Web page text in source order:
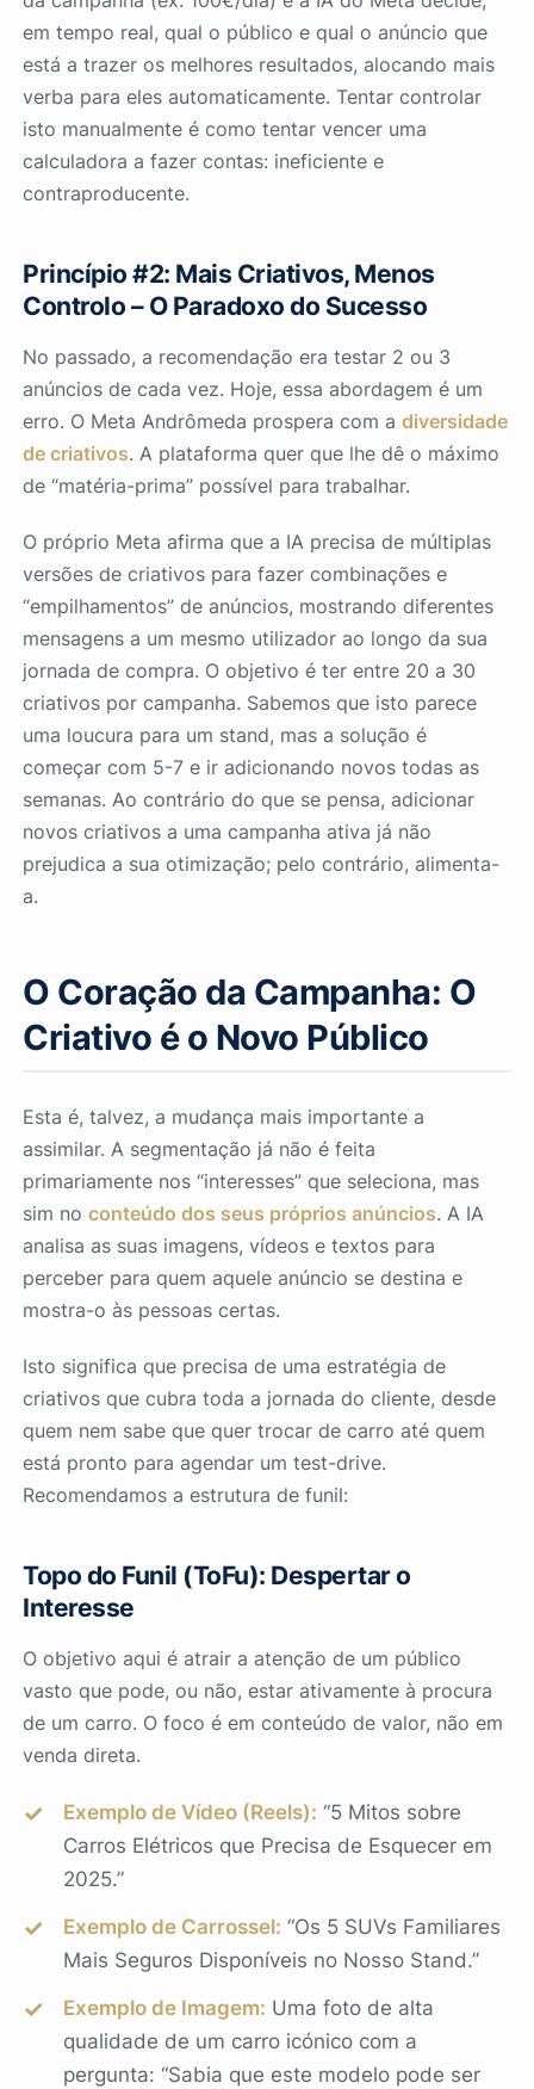
em tempo real, qual o público e qual o anúncio que
está a trazer os melhores resultados, alocando mais
verba para eles automaticamente. Tentar controlar
isto manualmente é como tentar vencer uma
calculadora a fazer contas: ineficiente e
contraproducente.
Princípio #2: Mais Criativos, Menos
Controlo – O Paradoxo do Sucesso
No passado, a recomendação era testar 2 ou 3
anúncios de cada vez. Hoje, essa abordagem é um
erro. O Meta Andrômeda prospera com adiversidade
de criativos. A plataforma quer que lhe dê o máximo
de “matéria-prima” possível para trabalhar.
O próprio Meta afirma que a IA precisa de múltiplas
versões de criativos para fazer combinações e
“empilhamentos” de anúncios, mostrando diferentes
mensagens a um mesmo utilizador ao longo da sua
jornada de compra. O objetivo é ter entre 20 a 30
criativos por campanha. Sabemos que isto parece
uma loucura para um stand, mas a solução é
começar com 5-7 e ir adicionando novos todas as
semanas. Ao contrário do que se pensa, adicionar
novos criativos a uma campanha ativa já não
prejudica a sua otimização; pelo contrário, alimenta-
a.
O Coração da Campanha: O
Criativo é o Novo Público
Esta é, talvez, a mudança mais importante a
assimilar. A segmentação já não é feita
primariamente nos “interesses” que seleciona, mas
sim noconteúdo dos seus próprios anúncios. A IA
analisa as suas imagens, vídeos e textos para
perceber para quem aquele anúncio se destina e
mostra-o às pessoas certas.
Isto significa que precisa de uma estratégia de
criativos que cubra toda a jornada do cliente, desde
quem nem sabe que quer trocar de carro até quem
está pronto para agendar um test-drive.
Recomendamos a estrutura de funil:
Topo do Funil (ToFu): Despertar o
Interesse
O objetivo aqui é atrair a atenção de um público
vasto que pode, ou não, estar ativamente à procura
de um carro. O foco é em conteúdo de valor, não em
venda direta.
Exemplo de Vídeo (Reels): “5 Mitos sobre
Carros Elétricos que Precisa de Esquecer em
2025.”
Exemplo de Carrossel: “Os 5 SUVs Familiares
Mais Seguros Disponíveis no Nosso Stand.”
Exemplo de Imagem: Uma foto de alta
qualidade de um carro icónico com a
pergunta: “Sabia que este modelo pode ser